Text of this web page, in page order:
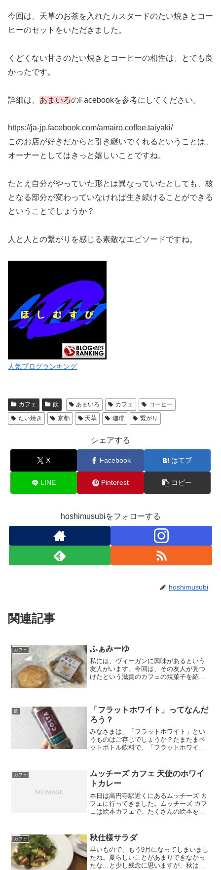
今回は、天草のお茶を入れたカスタードのたい焼きとコー
ヒーのセットをいただきました。
くどくない甘さのたい焼きとコーヒーの相性は、とても良
かったです。
詳細は、 あまいろのFacebookを参考にしてください。
https://ja-jp.facebook.com/amairo.coffee.taiyaki/
このお店が好きだからと引き継いでくれるということは、
オーナーとしてはきっと嬉しいことですね。
たとえ自分がやっていた形とは異なっていたとしても、核
となる部分が変わっていなければ生き続けることができる
ということでしょうか？
人と人との繋がりを感じる素敵なエピソードですね。
人気ブログランキング
カフェ 飲 あまいろ カフェ
コーヒー
たい焼き
京都 天草 珈琲 繋がり
シェアする
X Facebook はてブ
LINE Pinterest コピー
hoshimusubiをフォローする
hoshimusubi
関連記事
カフェ ふぁみーゆ
私には、ヴィーガンに興味があるという
友人がいます。今回は、その友人が見つ
けたという滋賀のカフェの焼菓子を紹介
いです。きなこクッキー：...
飲
「フラットホワイト」ってなんだ
ろう？
みなさまは、「フラットホワイト」とい
うものはご存じでしょうか？たまたまペ
ットボトル飲料で、「フラットホワイ
アフラットホワイトとは…？簡単に言う
と、ミルクをたっぷり入れた...
カフェ
ムッチーズ カフェ 天使のホワイ
トカレー
本日は高円寺駅近くにあるムッチーズ カ
フェに行ってきました。ムッチーズ カフ
ェは絵本カフェで、たくさんの絵本を楽
です。Yさんは地獄カレーを食べていて、
少しもらいましたが...
カフェ 秋仕様サラダ
早いもので、もう9月になってしまいまし
たね。夏らしいことがあまりできなかっ
たな…と少し残念に思いますが、秋は美